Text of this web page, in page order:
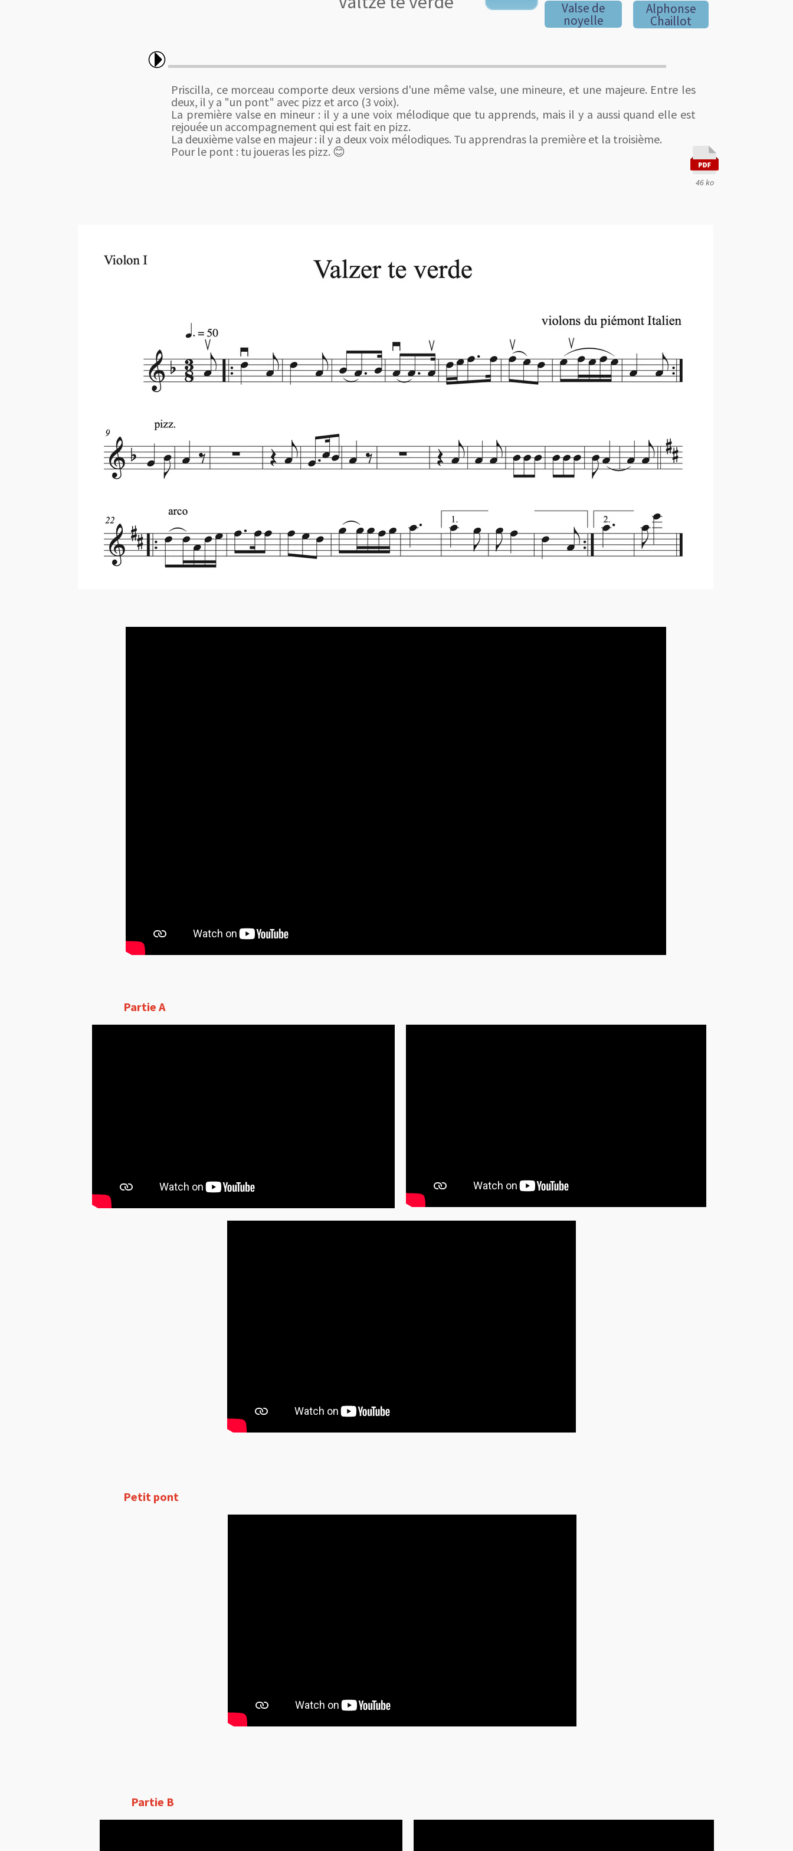
Valse de
noyelle
Alphonse
Chaillot
Priscilla, ce morceau comporte deux versions d'une même valse, une mineure, et une majeure. Entre les
deux, il y a "un pont" avec pizz et arco (3 voix).
La première valse en mineur : il y a une voix mélodique que tu apprends, mais il y a aussi quand elle est
rejouée un accompagnement qui est fait en pizz.
La deuxième valse en majeur : il y a deux voix mélodiques. Tu apprendras la première et la troisième.
Pour le pont : tu joueras les pizz. 😊
46 ko
Partie A
Petit pont
Partie B